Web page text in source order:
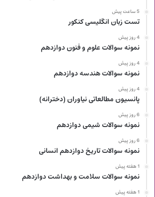
5 ساعت پیش
تست زبان انگلیسی کنکور
4 روز پیش
نمونه سوالات علوم و فنون دوازدهم
4 روز پیش
نمونه سوالات هندسه دوازدهم
4 روز پیش
پانسیون مطالعاتی نیاوران (دخترانه)
6 روز پیش
نمونه سوالات شیمی دوازدهم
6 روز پیش
نمونه سوالات تاریخ دوازدهم انسانی
1 هفته پیش
نمونه سوالات سلامت و بهداشت دوازدهم
1 هفته پیش